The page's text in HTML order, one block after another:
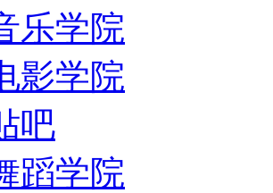
乐学院
影学院
吧
蹈学院